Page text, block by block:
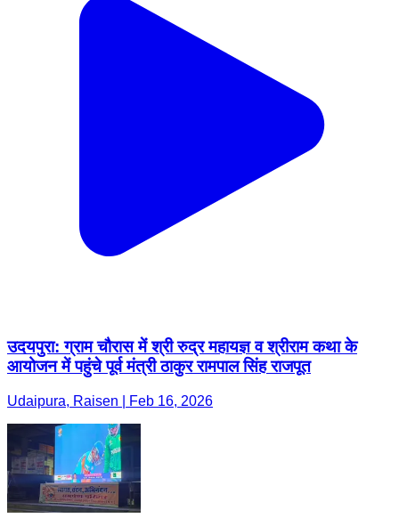
उदयपुरा: ग्राम चौरास में श्री रुद्र महायज्ञ व श्रीराम कथा के
आयोजन में पहुंचे पूर्व मंत्री ठाकुर रामपाल सिंह राजपूत
Udaipura, Raisen | Feb 16, 2026